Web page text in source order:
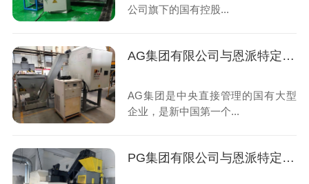
公司旗下的国有控股...
AG集团有限公司与恩派特定制铁屑压饼机案例
AG集团是中央直接管理的国有大型
企业，是新中国第一个...
PG集团有限公司与恩派特定制铁屑压饼机案例